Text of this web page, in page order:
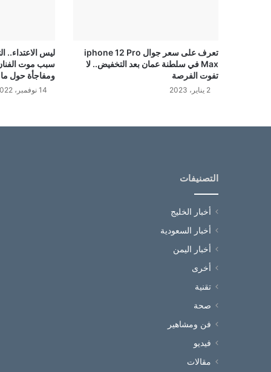
تعرف على سعر جوال iphone 12 Pro
Max في سلطنة عمان بعد التخفيض.. لا
تفوت الفرصة
2 يناير، 2023
ليس الاعتداء..
سبب موت
ومفاجأة حول
14 نوفمبر، 2022
التصنيفات
أخبار الخليج
أخبار السعودية
أخبار اليمن
أخرى
تقنية
صحة
فن ومشاهير
فيديو
مقالات